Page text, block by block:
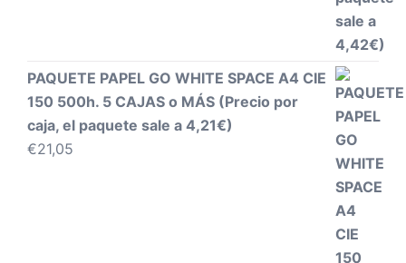
PAQUETE PAPEL GO WHITE SPACE A4 CIE
150 500h. 5 CAJAS o MÁS (Precio por
caja, el paquete sale a 4,21€)
€21,05